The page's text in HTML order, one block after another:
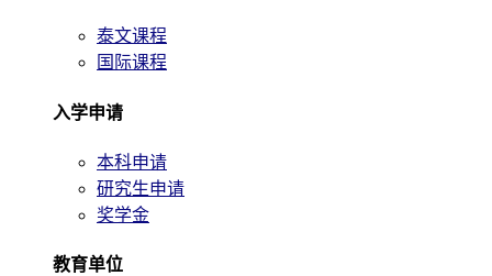
泰文课程
国际课程
入学申请
本科申请
研究生申请
奖学金
教育单位